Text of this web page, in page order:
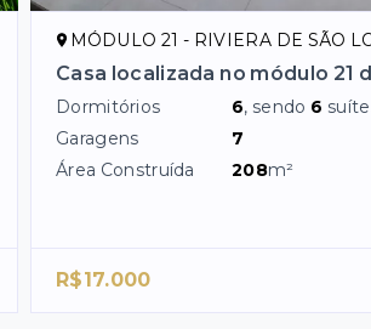
MÓDULO 21 - RIVIERA DE SÃO
Casa localizada no módulo 21
Dormitórios 6, sendo 6
Garagens
7
Área Construída
208m²
R$17.000